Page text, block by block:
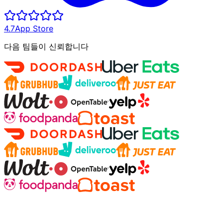
4.7App Store
다음 팀들이 신뢰합니다